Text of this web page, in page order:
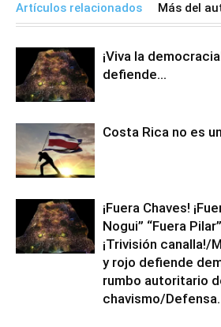
Artículos relacionados Más del
¡Viva la
defiende…
Costa Rica no es
¡Fuera Chaves!
Nogui” “Fuera
¡Trivisión canalla!/
y rojo defiende
rumbo autoritario
chavismo/